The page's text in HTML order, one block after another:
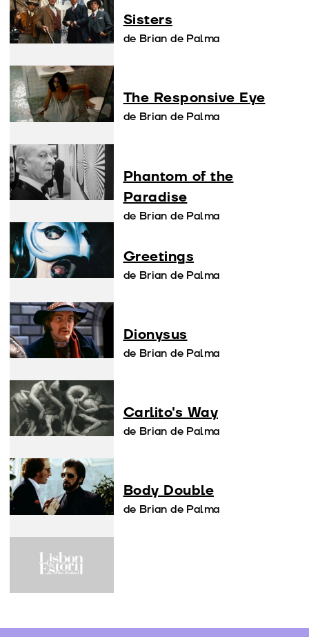
Sisters
de Brian de Palma
The Responsive Eye
de Brian de Palma
Phantom of the
Paradise
de Brian de Palma
Greetings
de Brian de Palma
Dionysus
de Brian de Palma
Carlito's Way
de Brian de Palma
Body Double
de Brian de Palma